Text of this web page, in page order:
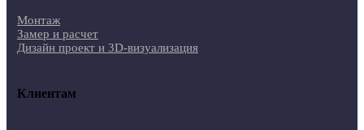
Монтаж
Замер и расчет
Дизайн проект и 3D-визуализация
Клиентам